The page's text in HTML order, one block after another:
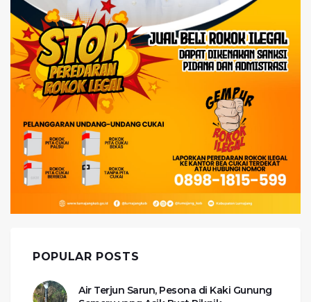
POPULAR POSTS
Air Terjun Sarun, Pesona di Kaki Gunung